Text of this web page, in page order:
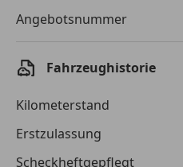
Einberechnete Gebühren
Monatliche Rate
von der von Ihnen gewählten
Angebotsnummer
Fahrzeughistorie
Kilometerstand
Erstzulassung
Scheckheftgepflegt